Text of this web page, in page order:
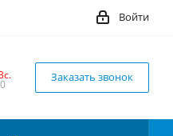
Войти
Заказать звонок